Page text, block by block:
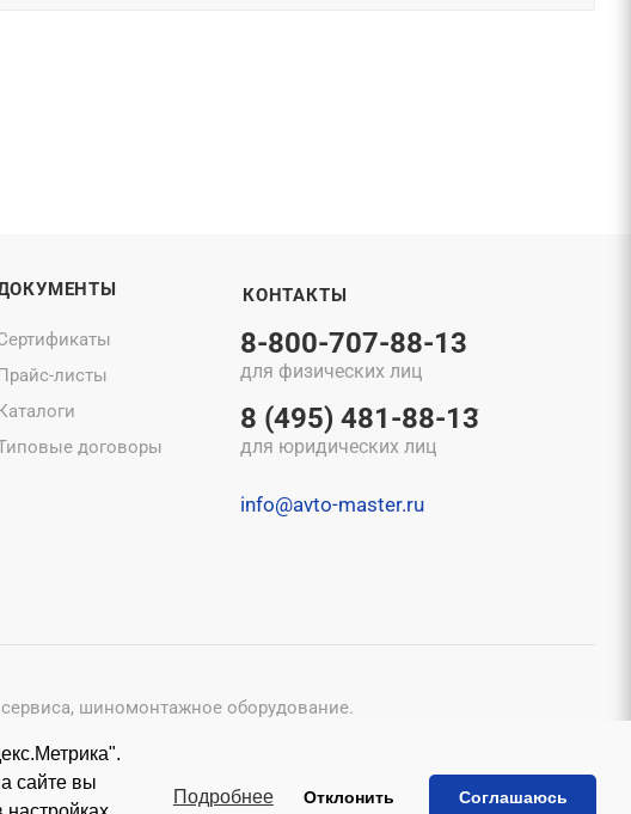
сайте вы
Подробнее Отклонить Соглашаюсь
Прайс-листы
Каталоги
договоры
КОНТАКТЫ
8-800-707-88-13
для физических лиц
8 (495) 481-88-13
для юридических лиц
info@avto-master.ru
шиномонтажное оборудование.
с письменного согласия владельцев.